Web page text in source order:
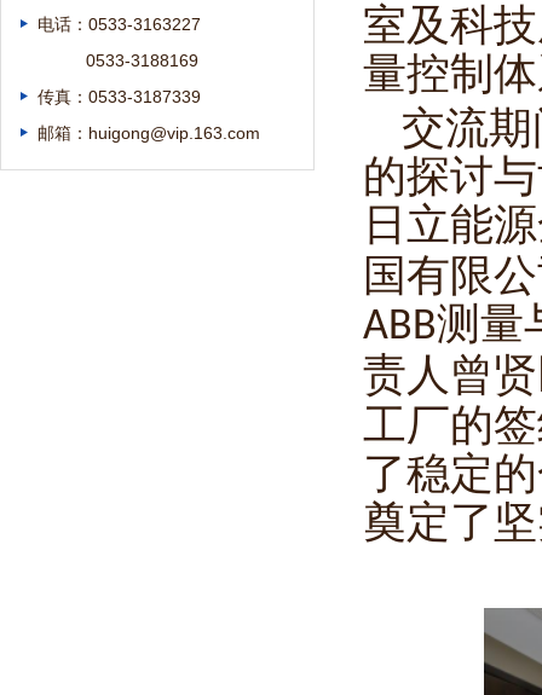
电话：0533-3163227
0533-3188169
传真：0533-3187339
邮箱：huigong@vip.163.com
室及科
量控制
交流
的探讨
日立能
国有限
ABB测量
责人曾
工厂的
了稳定
奠定了